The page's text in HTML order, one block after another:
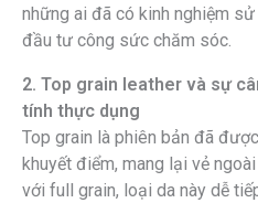
những ai đã có kinh nghiệm
đầu tư công sức chăm sóc.
2. Top grain leather và sự
tính thực dụng
Top grain là phiên bản đã
khuyết điểm, mang lại vẻ
với full grain, loại da này dễ